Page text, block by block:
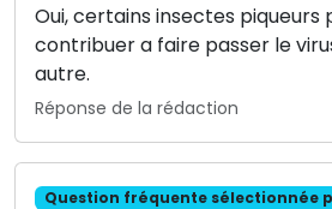
Oui, certains insectes piqueurs
contribuer a faire passer le
autre.
Réponse de la rédaction
Question fréquente sélectionnée